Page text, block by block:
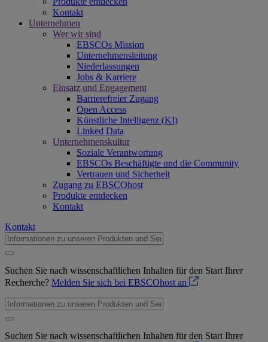
Kontakt
Unternehmen
Wer wir sind
EBSCOs Mission
Unternehmensleitung
Niederlassungen
Jobs & Karriere
Einsatz und Engagement
Barrierefreier Zugang
Open Access
Künstliche Intelligenz (KI)
Linked Data
Unternehmenskultur
Soziale Verantwortung
EBSCOs Beschäftigte und die Community
Vertrauen und Sicherheit
Zugang zu EBSCOhost
Produkte entdecken
Kontakt
Kontakt
Suchen Sie nach wissenschaftlichen Inhalten für den Start Ihrer
Recherche? Melden Sie sich bei EBSCOhost an
Suchen Sie nach wissenschaftlichen Inhalten für den Start Ihrer